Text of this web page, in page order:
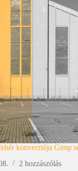
konverziója Gimp
2 hozzászólás